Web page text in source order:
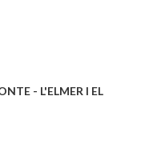
- L'ELMER I EL